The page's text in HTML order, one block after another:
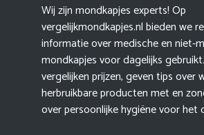
Wij zijn mondkapjes experts! Op
vergelijkmondkapjes.nl bieden we
informatie over medische en niet-
mondkapjes voor dagelijks
vergelijken prijzen, geven tips over
herbruikbare producten met en
over persoonlijke hygiëne voor het